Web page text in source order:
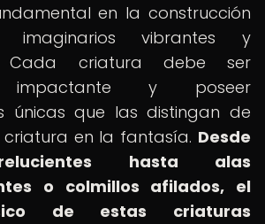
en la construcción
imaginarios vibrantes y
Cada criatura debe ser
impactante y poseer
únicas que las distingan de
en la fantasía. Desde
hasta alas
o colmillos afilados, el
de estas criaturas